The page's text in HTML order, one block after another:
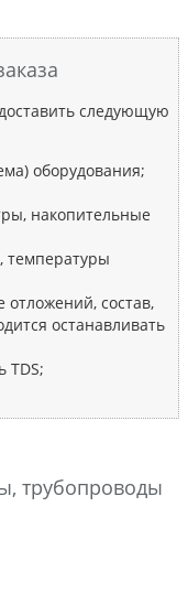
следующую
оборудования;
накопительные
температуры
состав,
останавливать
TDS;
трубопроводы